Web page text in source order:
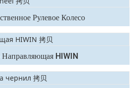
Рулевое Колесо
HIWIN